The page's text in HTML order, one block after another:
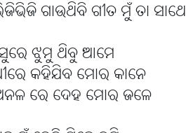
ଗାଉଥିବି ଗୀତ ମୁଁ ତା ସାଥେ
ଝୁମୁ ଥିବୁ ଆମେ
କହିଯିବ ମୋର କାନେ
ରେ ଦେହ ମୋର ଜଳେ